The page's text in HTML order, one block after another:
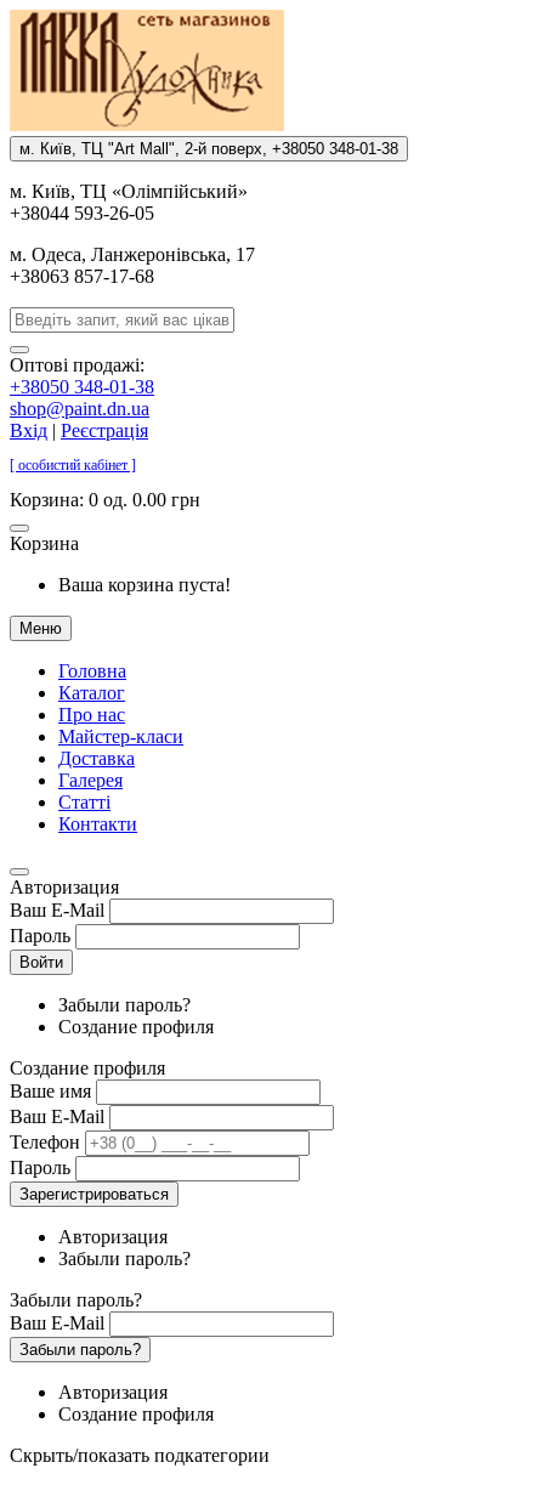
м. Киïв, ТЦ "Art Mall", 2-й поверх, +38050 348-01-38
м. Киïв, ТЦ «Олiмпiйський»
+38044 593-26-05
м. Одеса, Ланжеронiвська, 17
+38063 857-17-68
Оптові продажі:
+38050 348-01-38
shop@paint.dn.ua
Вхід | Реєстрація
[ особистий кабінет ]
Корзина: 0 од. 0.00 грн
Корзина
Ваша корзина пуста!
Меню
Головна
Каталог
Про нас
Майстер-класи
Доставка
Галерея
Статтi
Контакти
Авторизация
Ваш E-Mail
Пароль
Войти
Забыли пароль?
Создание профиля
Создание профиля
Ваше имя
Ваш E-Mail
Телефон
Пароль
Зарегистрироваться
Авторизация
Забыли пароль?
Забыли пароль?
Ваш E-Mail
Забыли пароль?
Авторизация
Создание профиля
Скрыть/показать подкатегории